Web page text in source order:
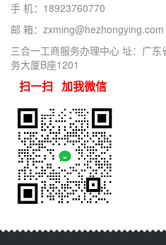
手 机：18923760770
邮 箱：zxming@hezhongying.com
三合一工商服务办理中心 址：广
务大厦B座1201
扫一扫 加我微信